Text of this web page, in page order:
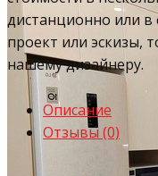
дистанционно или в
проект или эскизы,
нашему дизайнеру.
Описание
Отзывы (0)